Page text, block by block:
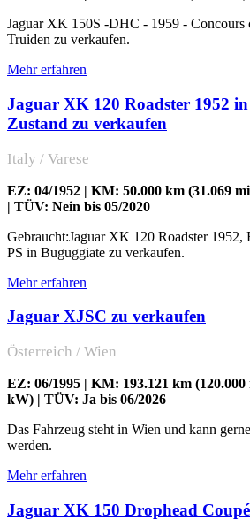
Jaguar XK 150S -DHC - 1959 - Concours
Truiden zu verkaufen.
Mehr erfahren
Jaguar XK 120 Roadster 1952
Zustand zu verkaufen
Italy / Varese
EZ: 04/1952 | KM: 50.000 km (31.069
| TÜV: Nein bis 05/2020
Gebraucht:Jaguar XK 120 Roadster 1952,
PS in Buguggiate zu verkaufen.
Mehr erfahren
Jaguar XJSC zu verkaufen
Österreich / Wien
EZ: 06/1995 | KM: 193.121 km (120.000
kW) | TÜV: Ja bis 06/2026
Das Fahrzeug steht in Wien und kann
werden.
Mehr erfahren
Jaguar XK 150 Drophead Coupé